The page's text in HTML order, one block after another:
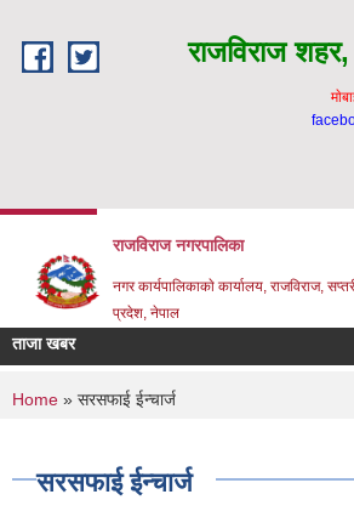
राजविराज
राजविराज नगरपालिका
नगर कार्यपालिकाकाे कार्यालय, राजविराज,
प्रदेश, नेपाल
ताजा खबर
You are here
Home » सरसफाई ईन्चार्ज
सरसफाई ईन्चार्ज